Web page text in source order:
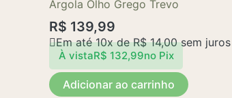
Argola Olho Grego Trevo
R$ 139,99
Em até 10x deR$14,00sem juros
À vistaR$ 132,99no Pix
Adicionar ao carrinho